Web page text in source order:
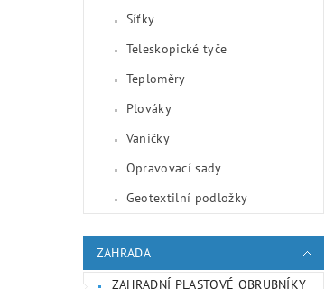
Síťky
Teleskopické tyče
Teploměry
Plováky
Vaničky
Opravovací sady
Geotextilní podložky
ZAHRADA
ZAHRADNÍ PLASTOVÉ OBRUBNÍKY